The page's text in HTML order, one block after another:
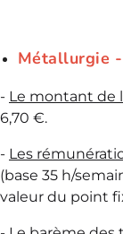
Métallurgie
- Le montant de
6,70 €.
- Les
(base 35 h/
valeur du point